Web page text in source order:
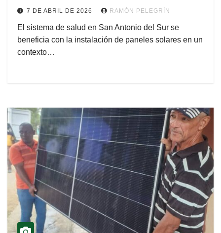
7 DE ABRIL DE 2026 RAMÓN PELEGRÍN
El sistema de salud en San Antonio del Sur se
beneficia con la instalación de paneles solares en un
contexto…